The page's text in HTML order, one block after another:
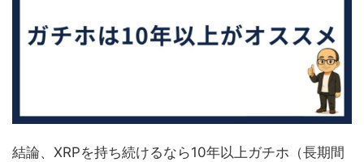
結論、XRPを持ち続けるなら10年以上ガチホ（長期間